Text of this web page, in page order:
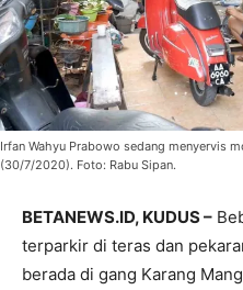
Irfan Wahyu Prabowo sedang menyervis
(30/7/2020). Foto: Rabu Sipan.
BETANEWS.ID, KUDUS –
terparkir di teras dan
berada di gang Karang